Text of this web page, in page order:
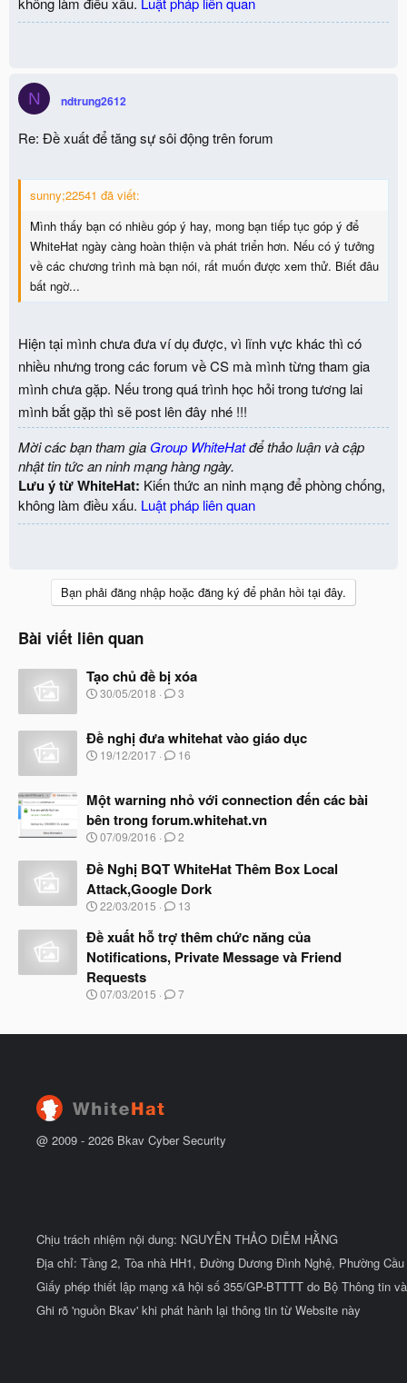
N ndtrung2612
Re: Đề xuất để tăng sự sôi động trên forum
sunny;22541 đã viết:
Mình thấy bạn có nhiều góp ý hay, mong bạn tiếp tục góp ý để
WhiteHat ngày càng hoàn thiện và phát triển hơn. Nếu có ý tưởng
về các chương trình mà bạn nói, rất muốn được xem thử. Biết đâu
bất ngờ...
Hiện tại mình chưa đưa ví dụ được, vì lĩnh vực khác thì có
nhiều nhưng trong các forum về CS mà mình từng tham gia
mình chưa gặp. Nếu trong quá trình học hỏi trong tương lai
mình bắt gặp thì sẽ post lên đây nhé !!!
Mời các bạn tham gia Group WhiteHatđể thảo luận và cập
nhật tin tức an ninh mạng hàng ngày.
Lưu ý từ WhiteHat: Kiến thức an ninh mạng để phòng chống,
không làm điều xấu. Luật pháp liên quan
Bạn phải đăng nhập hoặc đăng ký để phản hồi tại đây.
Bài viết liên quan
Tạo chủ đề bị xóa
N
y
b
ắ
đ
ầ
u
30/05/2018 3
Đề nghị đưa whitehat vào giáo dục
N
y
b
ắ
t
ầ
u
19/12/2017 16
Một warning nhỏ với connection đến các bài
bên trong forum.whitehat.vn
N
à
y
b
ắ
đ
ầ
u
07/09/2016 2
Đề Nghị BQT WhiteHat Thêm Box Local
Attack,Google Dork
N
à
b
ắ
t
u
22/03/2015 13
Đề xuất hỗ trợ thêm chức năng của
Notifications, Private Message và Friend
Requests
N
y
ầ
07/03/2015 7
@ 2009 - 2026 Bkav Cyber Security
Chịu trách nhiệm nội dung: NGUYỄN THẢO DIỄM HẰNG
Địa chỉ: Tầng 2, Tòa nhà HH1, Đường Dương Đình Nghệ, Phường
Giấy phép thiết lập mạng xã hội số 355/GP-BTTTT do Bộ Thông tin
Ghi rõ 'nguồn Bkav' khi phát hành lại thông tin từ Website này